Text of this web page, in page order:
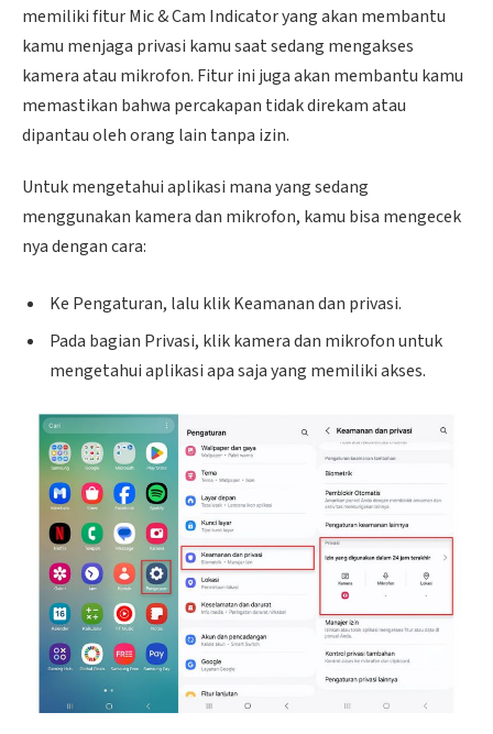
memiliki fitur Mic & Cam Indicator yang akan membantu
kamu menjaga privasi kamu saat sedang mengakses
kamera atau mikrofon. Fitur ini juga akan membantu kamu
memastikan bahwa percakapan tidak direkam atau
dipantau oleh orang lain tanpa izin.
Untuk mengetahui aplikasi mana yang sedang
menggunakan kamera dan mikrofon, kamu bisa mengecek
nya dengan cara:
Ke Pengaturan, lalu klik Keamanan dan privasi.
Pada bagian Privasi, klik kamera dan mikrofon untuk
mengetahui aplikasi apa saja yang memiliki akses.